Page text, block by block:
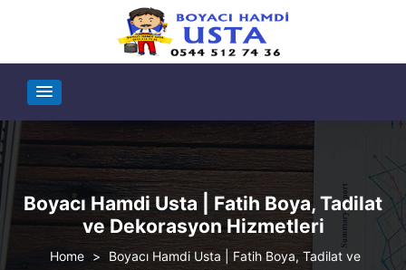
Boyacı Hamdi Usta | Fatih Boya, Tadilat
ve Dekorasyon Hizmetleri
>
Boyacı Hamdi Usta | Fatih Boya, Tadilat ve